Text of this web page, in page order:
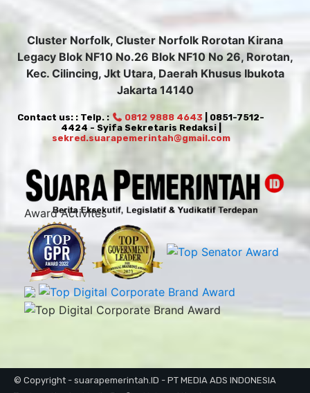
Cluster Norfolk, Cluster Norfolk Rorotan Kirana
Legacy Blok NF10 No.26 Blok NF10 No 26, Rorotan,
Kec. Cilincing, Jkt Utara, Daerah Khusus Ibukota
Jakarta 14140
Contact us: : Telp. : 0812 9888 4643 | 0851-7512-
4424 - Syifa Sekretaris Redaksi |
sekred.suarapemerintah@gmail.com
Award Activites
© Copyright - suarapemerintah.ID - PT MEDIA ADS INDONESIA